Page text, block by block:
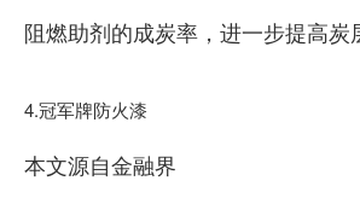
阻燃助剂的成炭率，进一步提高
4.冠军牌防火漆
本文源自金融界